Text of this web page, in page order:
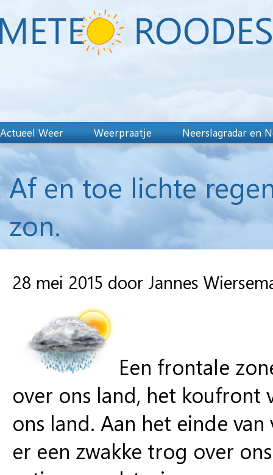
Actueel Weer Weerpraatje Neerslagradar en
Af en toe lichte
zon.
28 mei 2015 door Jannes
Een frontale
over ons land, het koufront
ons land. Aan het einde
er een zwakke trog over